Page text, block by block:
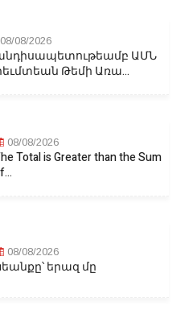
08/08/2026
ԱՄՆ
Թեմի Առա...
08/08/2026
Total is Greater than the Sum
08/08/2026
երազ մը